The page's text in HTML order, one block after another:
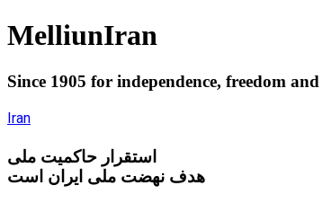
MelliunIran
Since 1905 for independence, freedom and
Iran
استقرار حاکميت ملی
هدف نهضت ملی ایران است